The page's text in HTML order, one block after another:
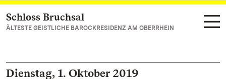
Zum Hauptinhalt springen
Schloss Bruchsal
ÄLTESTE GEISTLICHE BAROCKRESIDENZ AM OBERRHEIN
Dienstag, 1. Oktober 2019